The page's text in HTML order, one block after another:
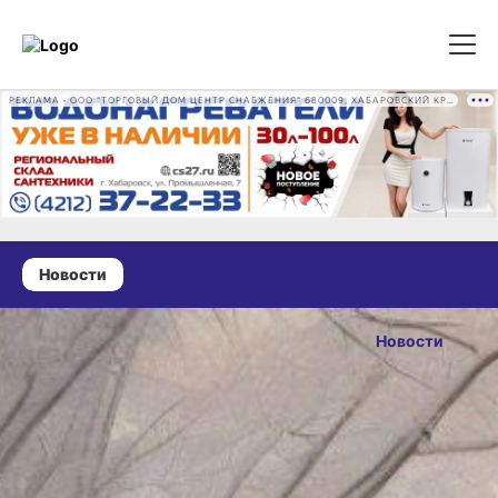
Новости
01 октября 2025 г., 11:00
Первые
заморозки
прогнозируют
в Хабаровском
крае
Новости
ОПУБЛИКОВАНО
01 октября 2025 г., 11:00